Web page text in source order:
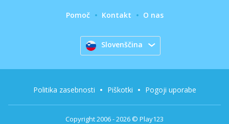
Pomoč Kontakt O nas
Slovenščina
Copyright 2006 - 2026 © Play123
Politika zasebnosti Piškotki Pogoji uporabe